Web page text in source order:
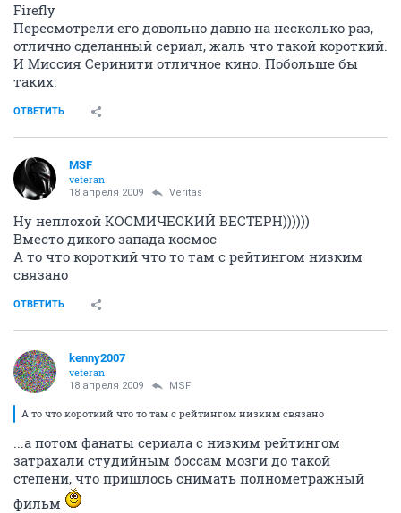
Firefly
Пересмотрели его довольно давно на несколько раз,
отлично сделанный сериал, жаль что такой короткий.
И Миссия Серинити отличное кино. Побольше бы
таких.
ОТВЕТИТЬ
MSF
veteran
18 апреля 2009 Veritas
Ну неплохой КОСМИЧЕСКИЙ ВЕСТЕРН))))))
Вместо дикого запада космос
А то что короткий что то там с рейтингом низким
связано
ОТВЕТИТЬ
kenny2007
veteran
18 апреля 2009 MSF
А то что короткий что то там с рейтингом низким связано
...а потом фанаты сериала с низким рейтингом
затрахали студийным боссам мозги до такой
степени, что пришлось снимать полнометражный
фильм